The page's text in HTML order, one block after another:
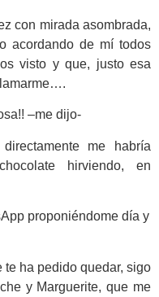
con mirada asombrada,
acordando de mí todos
visto y que, justo esa
–me dijo-
me habría
hirviendo, en
proponiéndome día y
te ha pedido quedar, sigo
y Marguerite, que me